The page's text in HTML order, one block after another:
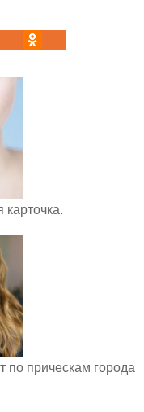
по прическам города